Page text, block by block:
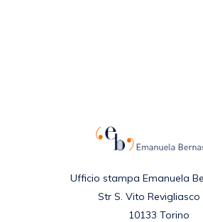
Ufficio stampa Emanuela
Str S. Vito Revigliasco
10133 Torino